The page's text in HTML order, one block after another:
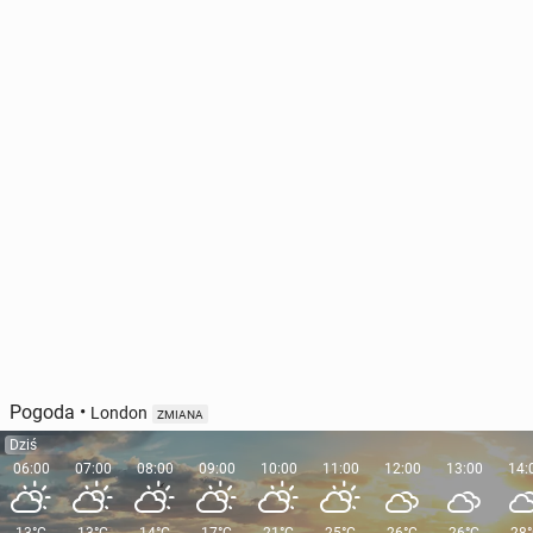
Pogoda • London ZMIANA
Dziś
06:00
07:00 08:00 09:00 10:00 11:00 12:00 13:00